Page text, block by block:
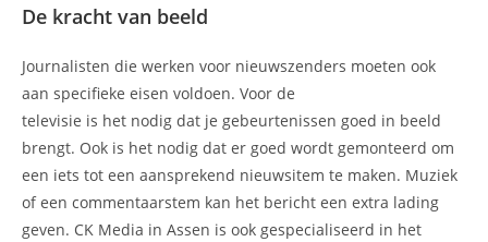
De kracht van beeld
Journalisten die werken voor nieuwszenders moeten ook
aan specifieke eisen voldoen. Voor de
televisie is het nodig dat je gebeurtenissen goed in beeld
brengt. Ook is het nodig dat er goed wordt gemonteerd om
een iets tot een aansprekend nieuwsitem te maken. Muziek
of een commentaarstem kan het bericht een extra lading
geven. CK Media in Assen is ook gespecialiseerd in het